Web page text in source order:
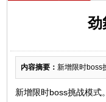
劲
内容摘要： 新增限时boss
新增限时boss挑战模式。